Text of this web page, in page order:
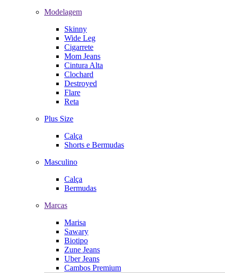
Modelagem
Skinny
Wide Leg
Cigarrete
Mom Jeans
Cintura Alta
Clochard
Destroyed
Flare
Reta
Plus Size
Calça
Shorts e Bermudas
Masculino
Calça
Bermudas
Marcas
Marisa
Sawary
Biotipo
Zune Jeans
Uber Jeans
Cambos Premium